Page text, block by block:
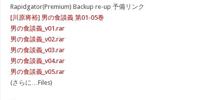
Rapidgator(Premium) Backup re-up 予備リンク
[川原将裕] 男の食談義 第01-05巻
男の食談義_v01.rar
男の食談義_v02.rar
男の食談義_v03.rar
男の食談義_v04.rar
男の食談義_v05.rar
(さらに…Files)